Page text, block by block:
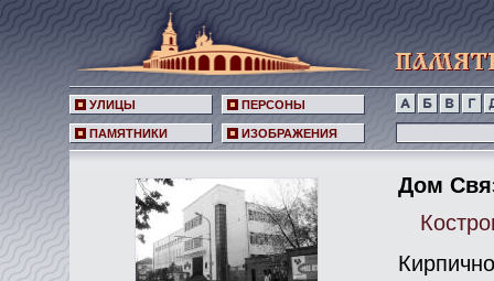
УЛИЦЫ ПЕРСОНЫ
ПАМЯТНИКИ ИЗОБРАЖЕНИЯ
Дом